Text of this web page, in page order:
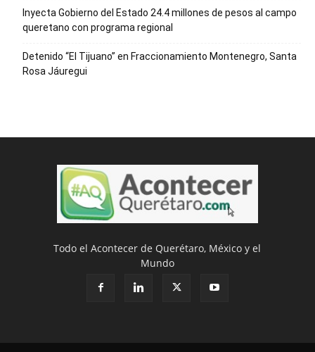
Inyecta Gobierno del Estado 24.4 millones de pesos al campo
queretano con programa regional
Detenido “El Tijuano” en Fraccionamiento Montenegro, Santa
Rosa Jáuregui
Todo el Acontecer de Querétaro, México y el
Mundo